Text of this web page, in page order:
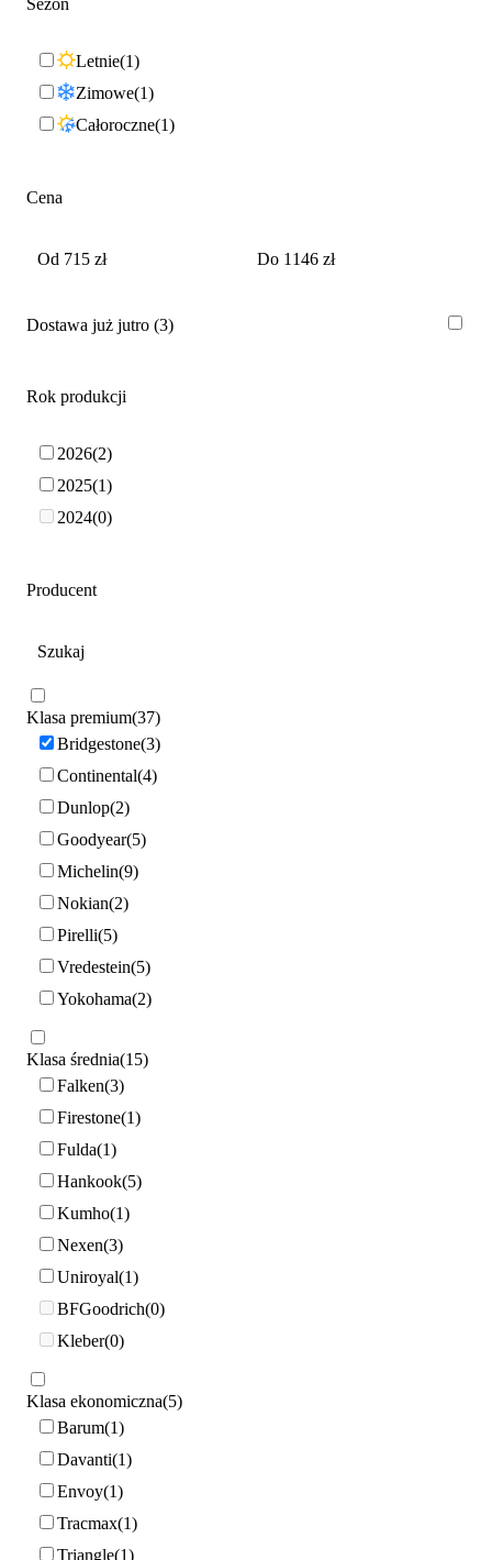
Sezon
Letnie 1
Zimowe 1
Całoroczne 1
Cena
Dostawa już jutro 3
Rok produkcji
2026 2
2025 1
2024 0
Producent
Klasa premium 37
Bridgestone 3
Continental 4
Dunlop 2
Goodyear 5
Michelin 9
Nokian 2
Pirelli 5
Vredestein 5
Yokohama 2
Klasa średnia 15
Falken 3
Firestone 1
Fulda 1
Hankook 5
Kumho 1
Nexen 3
Uniroyal 1
BFGoodrich 0
Kleber 0
Klasa ekonomiczna 5
Barum 1
Davanti 1
Envoy 1
Tracmax 1
Triangle 1